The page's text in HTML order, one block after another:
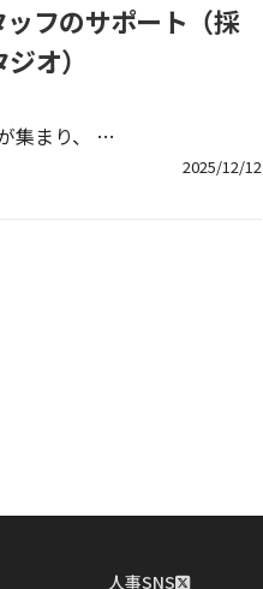
フのサポート（採
オ）
集まり、 …
2025/12/12
人事SNS